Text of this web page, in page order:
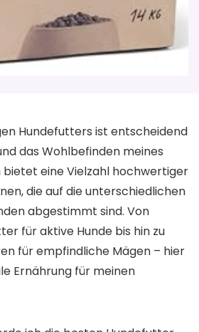
Hundefutters ist entscheidend
das Wohlbefinden meines
bietet eine Vielzahl hochwertiger
die auf die unterschiedlichen
abgestimmt sind. Von
für aktive Hunde bis hin zu
für empfindliche Mägen – hier
Ernährung für meinen